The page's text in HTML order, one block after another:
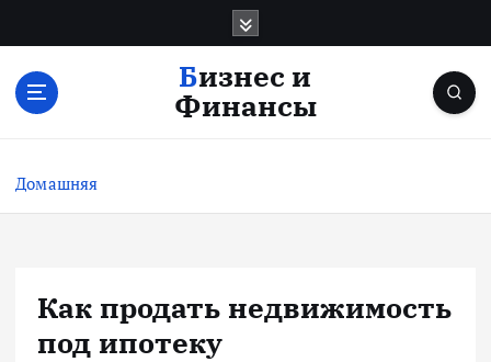
с
Бизнес и
Финансы
Домашняя
Как продать недвижимость
под ипотеку